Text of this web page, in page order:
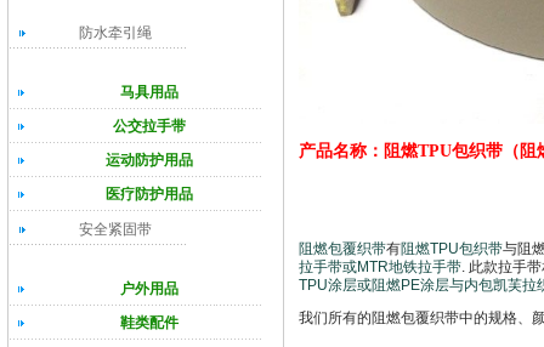
防水牵引绳
马具用品
公交拉手带
运动防护用品
医疗防护用品
安全紧固带
户外用品
鞋类配件
产品名称：阻燃TPU包织带（阻
阻燃包覆织带有阻燃TPU包织带与阻
拉手带或MTR地铁拉手带 . 此款拉手
TPU涂层或阻燃PE涂层与内包凯芙拉
我们所有的阻燃包覆织带中的规格、